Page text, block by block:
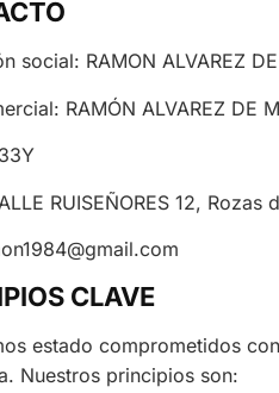
social: RAMON ALVAREZ
RAMÓN ALVAREZ DE
RUISEÑORES 12,
CLAVE
estado comprometidos
Nuestros principios son: